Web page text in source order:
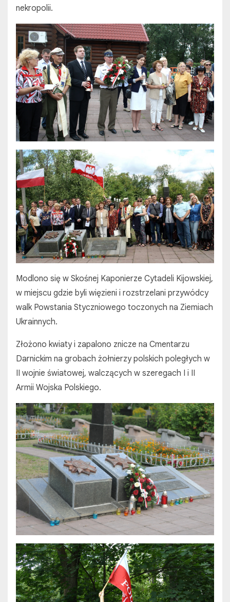
nekropolii.
Modlono się w Skośnej Kaponierze Cytadeli Kijowskiej,
w miejscu gdzie byli więzieni i rozstrzelani przywódcy
walk Powstania Styczniowego toczonych na Ziemiach
Ukrainnych.
Złożono kwiaty i zapalono znicze na Cmentarzu
Darnickim na grobach żołnierzy polskich poległych w
II wojnie światowej, walczących w szeregach I i II
Armii Wojska Polskiego.